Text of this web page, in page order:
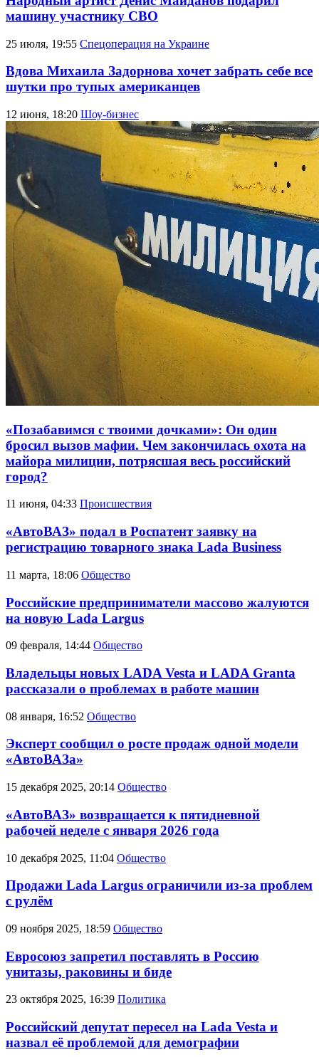
машину участнику СВО
25 июля, 19:55 Спецоперация на Украине
Вдова Михаила Задорнова хочет забрать себе все
шутки про тупых американцев
12 июня, 18:20 Шоу-бизнес
«Позабавимся с твоими дочками»: Он один
бросил вызов мафии. Чем закончилась охота на
майора милиции, потрясшая весь российский
город?
11 июня, 04:33 Происшествия
«АвтоВАЗ» подал в Роспатент заявку на
регистрацию товарного знака Lada Business
11 марта, 18:06 Общество
Российские предприниматели массово жалуются
на новую Lada Largus
09 февраля, 14:44 Общество
Владельцы новых LADA Vesta и LADA Granta
рассказали о проблемах в работе машин
08 января, 16:52 Общество
Эксперт сообщил о росте продаж одной модели
«АвтоВАЗа»
15 декабря 2025, 20:14 Общество
«АвтоВАЗ» возвращается к пятидневной
рабочей неделе с января 2026 года
10 декабря 2025, 11:04 Общество
Продажи Lada Largus ограничили из-за проблем
с рулём
09 ноября 2025, 18:59 Общество
Евросоюз запретил поставлять в Россию
унитазы, раковины и биде
23 октября 2025, 16:39 Политика
Российский депутат пересел на Lada Vesta и
назвал её проблемой для демографии